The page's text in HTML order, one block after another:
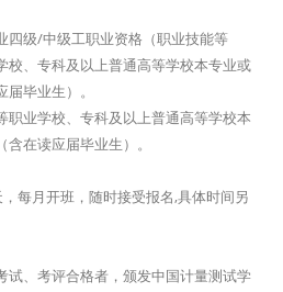
四级/中级工职业资格（职业技能等
校、专科及以上普通高等学校本专业或
毕业生）。
职业学校、专科及以上普通高等学校本
在读应届毕业生）。
每月开班，随时接受报名,具体时间另
试、考评合格者，颁发中国计量测试学